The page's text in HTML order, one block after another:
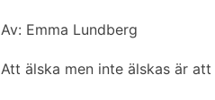
Av: Emma Lundberg
Att älska men inte älskas är